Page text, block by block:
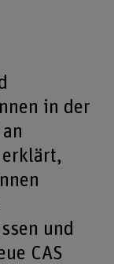
in der
erklärt,
und
CAS